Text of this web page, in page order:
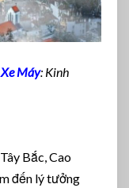
Máy: Kinh
Bắc, Cao
đến lý tưởng